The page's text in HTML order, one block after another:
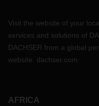
Visit the website of your
services and solutions of
DACHSER from a global
website: dachser.com
AFRICA